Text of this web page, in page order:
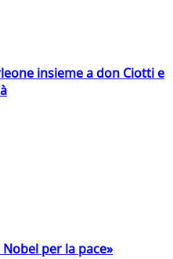
insieme a don Ciotti e
per la pace»